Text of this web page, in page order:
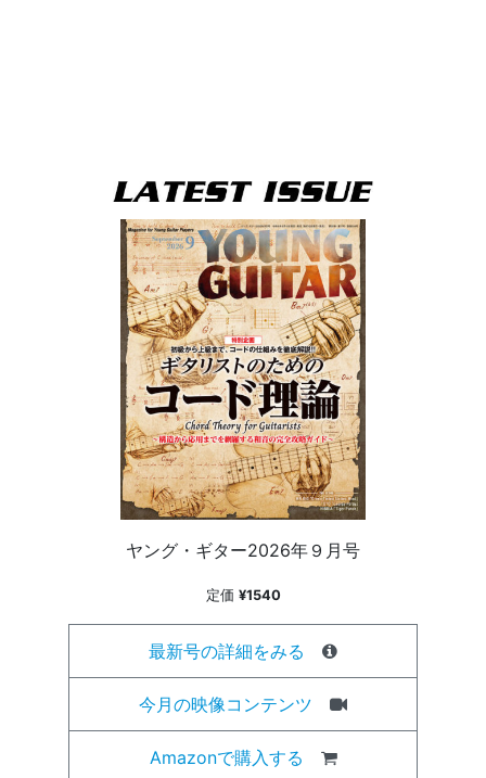
ヤング・ギター2026年９月号
定価 ¥1540
最新号の詳細をみる
今月の映像コンテンツ
Amazonで購入する